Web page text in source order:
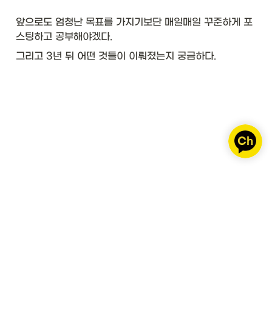
앞으로도 엄청난 목표를 가지기보단 매일매일 꾸준하게 포
스팅하고 공부해야겠다.
그리고 3년 뒤 어떤 것들이 이뤄졌는지 궁금하다.